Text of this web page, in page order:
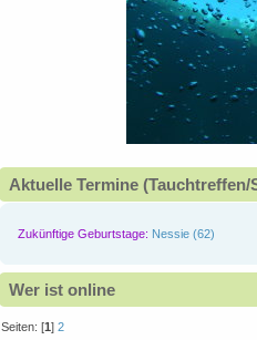
Aktuelle Termine
Zukünftige Geburtstage: Nessie (62)
Wer ist online
Seiten: [1]2